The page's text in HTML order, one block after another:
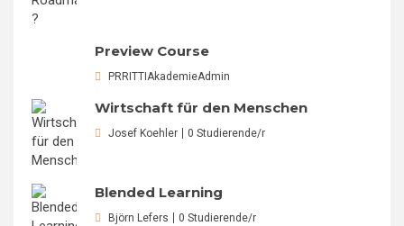
Preview Course
PRRITTIAkademieAdmin
Wirtschaft für den Menschen
Josef Koehler 0 Studierende/r
Blended Learning
Björn Lefers 0 Studierende/r